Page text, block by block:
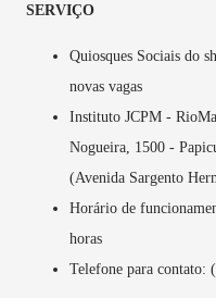
SERVIÇO
Quiosques Sociais do
novas vagas
Instituto JCPM -
Nogueira, 1500 -
(Avenida Sargento
Horário de
horas
Telefone para contato: